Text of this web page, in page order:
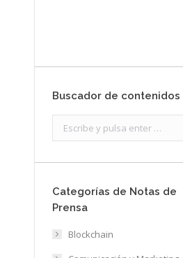
Buscador de contenidos
Categorías de Notas de
Prensa
Blockchain